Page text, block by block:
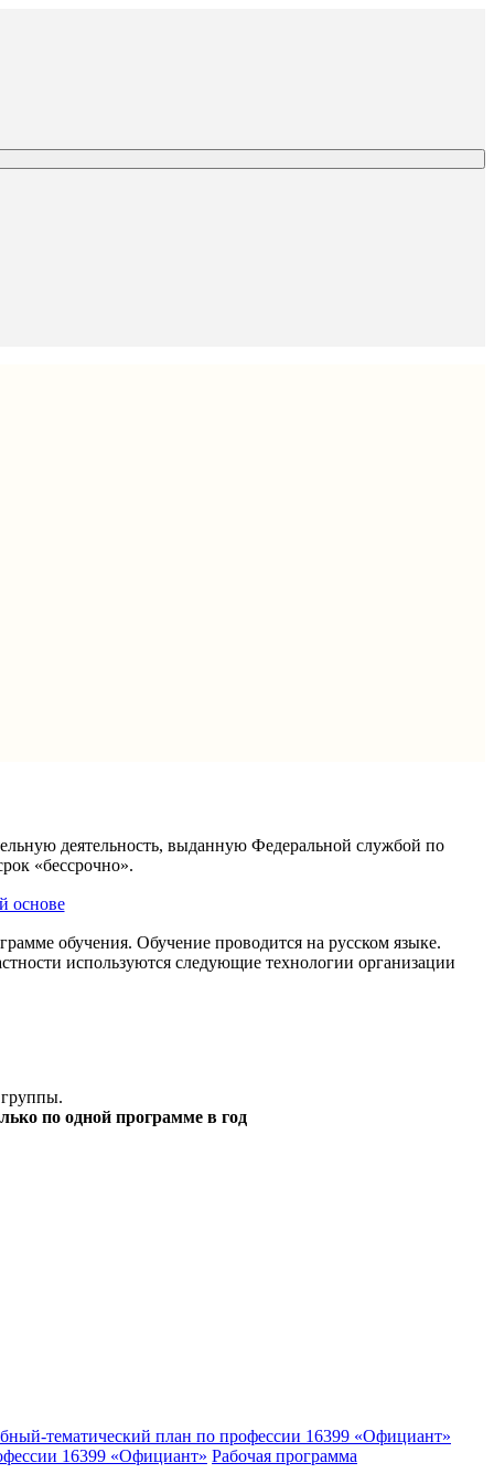
деятельность, выданную Федеральной службой по
«бессрочно».
основе
обучения. Обучение проводится на русском языке.
используются следующие технологии организации
по одной программе в год
тематический план по профессии 16399 «Официант»
16399 «Официант» Рабочая программа